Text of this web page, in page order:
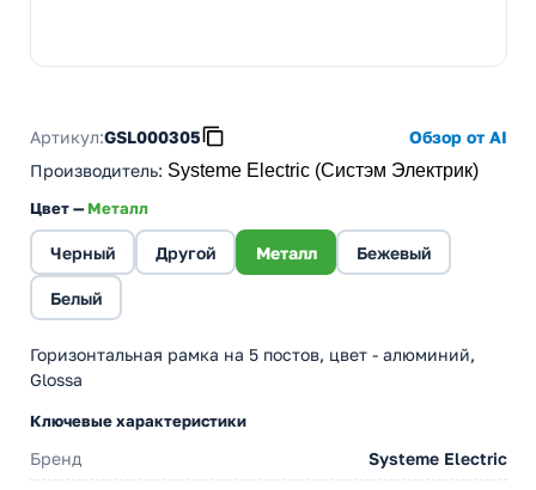
Артикул:GSL000305
Обзор от AI
Производитель: Systeme Electric (Систэм Электрик)
Цвет —Металл
Черный Другой Металл Бежевый
Белый
Горизонтальная рамка на 5 постов, цвет - алюминий,
Glossa
Ключевые характеристики
Бренд Systeme Electric